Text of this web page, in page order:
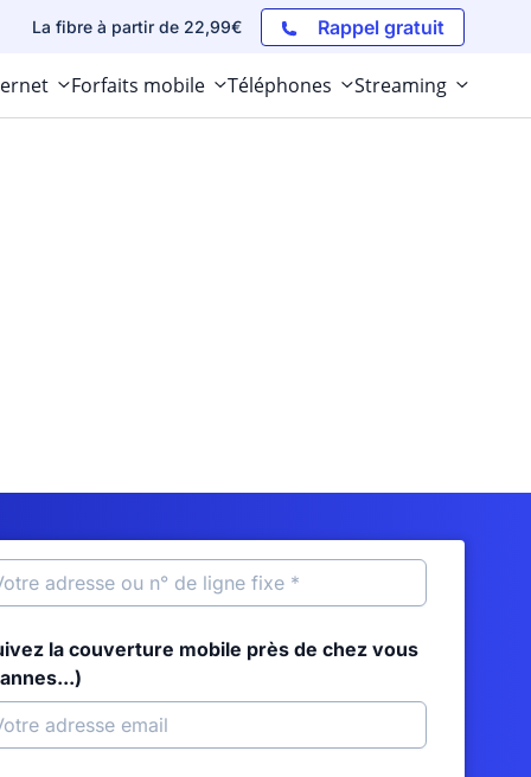
La fibre à partir de 22,99€ Rappel gratuit
Forfaits mobile Téléphones Streaming
la couverture mobile près de chez vous